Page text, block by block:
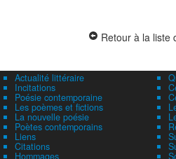
Retour à la liste
Actualité littéraire
Incitations
Poésie contemporaine
Les poèmes et fictions
La nouvelle poésie
Poètes contemporains
Liens
Citations
Hommages